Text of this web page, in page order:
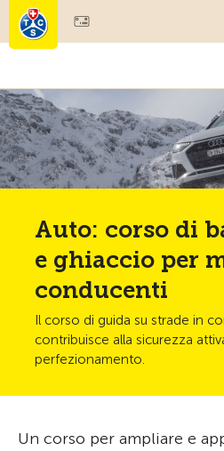
Prodotti & Servizi
Auto: corso di
e ghiaccio per
conducenti
Il corso di guida su strade in
contribuisce alla sicurezza
perfezionamento.
Un corso per ampliare e